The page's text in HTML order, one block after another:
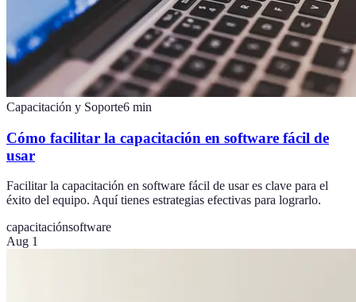
Capacitación y Soporte6 min
Cómo facilitar la capacitación en software fácil de
usar
Facilitar la capacitación en software fácil de usar es clave para el
éxito del equipo. Aquí tienes estrategias efectivas para lograrlo.
capacitaciónsoftware
Aug 1